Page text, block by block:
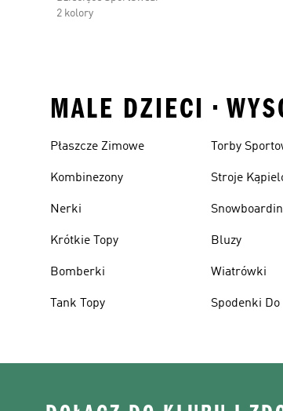
2 kolory
MALE DZIECI •
Płaszcze Zimowe
Kombinezony
Nerki
Krótkie Topy
Bomberki
Tank Topy
Torby
Stroje
Bluzy
Wiatrówki
Spodenki Do